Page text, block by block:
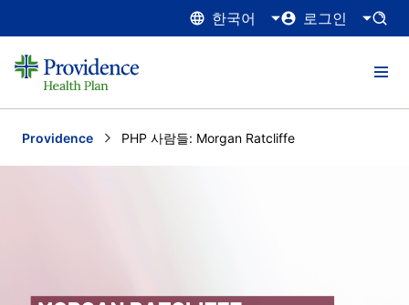
한국어 로그인
Providence Current:
PHP 사람들: Morgan Ratcliffe